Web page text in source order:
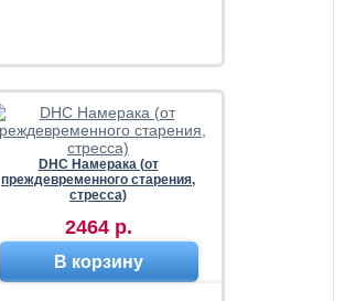
DHC Намерака (от
преждевременного старения,
стресса)
2464 р.
В корзину